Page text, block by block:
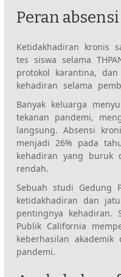
Peran
Ketidakhadiran kronis
tes siswa selama
protokol karantina,
kehadiran selama
Banyak keluarga
tekanan pandemi,
langsung. Absensi
menjadi 26% pada
kehadiran yang buruk
rendah.
Sebuah studi Gedung
ketidakhadiran dan
pentingnya kehadiran.
Publik California
keberhasilan
pandemi.